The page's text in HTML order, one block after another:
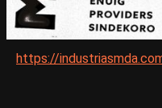
https://